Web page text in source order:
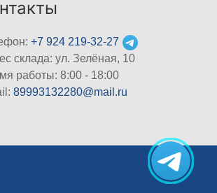
+7 924 219-32-27
склада: ул. Зелёная, 10
работы: 8:00 - 18:00
89993132280@mail.ru